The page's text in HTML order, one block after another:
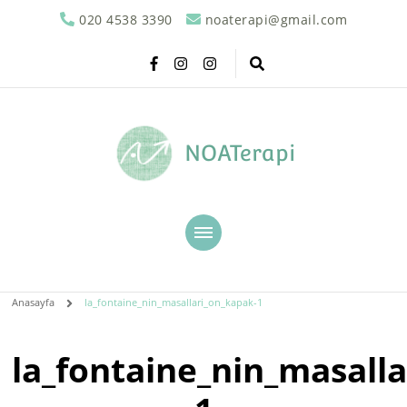
020 4538 3390 noaterapi@gmail.com
NOATerapi
Anasayfa la_fontaine_nin_masallari_on_kapak-1